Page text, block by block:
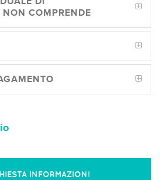
NON COMPRENDE
INFORMAZIONI